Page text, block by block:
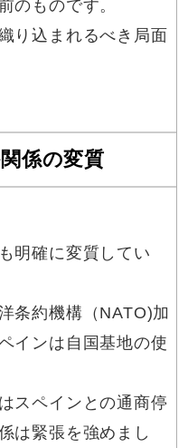
のものです。
り込まれるべき局面
係の変質
明確に変質してい
条約機構（NATO)加
インは自国基地の使
スペインとの通商停
は緊張を強めまし